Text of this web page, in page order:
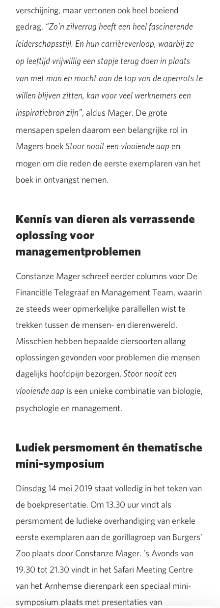
verschijning, maar vertonen ook heel boeiend
gedrag. “Zo’n zilverrug heeft een heel fascinerende
leiderschapsstijl. En hun carrièreverloop, waarbij ze
op leeftijd vrijwillig een stapje terug doen in plaats
van met man en macht aan de top van de apenrots te
willen blijven zitten, kan voor veel werknemers een
inspiratiebron zijn”, aldus Mager. De grote
mensapen spelen daarom een belangrijke rol in
Magers boek Stoor nooit een vlooiende aap en
mogen om die reden de eerste exemplaren van het
boek in ontvangst nemen.
Kennis van dieren als verrassende
oplossing voor
managementproblemen
Constanze Mager schreef eerder columns voor De
Financiële Telegraaf en Management Team, waarin
ze steeds weer opmerkelijke parallellen wist te
trekken tussen de mensen- en dierenwereld.
Misschien hebben bepaalde diersoorten allang
oplossingen gevonden voor problemen die mensen
dagelijks hoofdpijn bezorgen. Stoor nooit een
vlooiende aap is een unieke combinatie van biologie,
psychologie en management.
Ludiek persmoment én thematische
mini-symposium
Dinsdag 14 mei 2019 staat volledig in het teken van
de boekpresentatie. Om 13.30 uur vindt als
persmoment de ludieke overhandiging van enkele
eerste exemplaren aan de gorillagroep van Burgers’
Zoo plaats door Constanze Mager. ’s Avonds van
19.30 tot 21.30 vindt in het Safari Meeting Centre
van het Arnhemse dierenpark een speciaal mini-
symposium plaats met presentaties van